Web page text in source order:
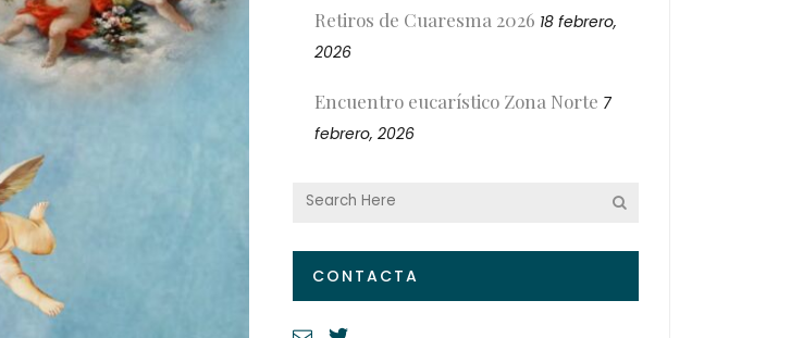
Retiros de Cuaresma 2026 18 febrero,
2026
Encuentro eucarístico Zona Norte 7
febrero, 2026
CONTACTA